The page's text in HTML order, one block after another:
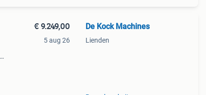
€ 9.249,00
5 aug 26
De Kock Machines
Lienden